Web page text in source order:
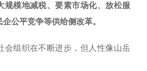
规模地减税、要素市场化、放松服
公平竞争等供给侧改革。
会组织在不断进步，但人性像山岳